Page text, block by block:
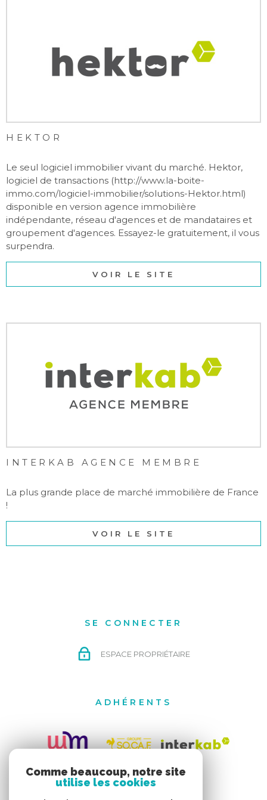
HEKTOR
Le seul logiciel immobilier vivant du marché. Hektor,
logiciel de transactions (http://www.la-boite-
immo.com/logiciel-immobilier/solutions-Hektor.html)
disponible en version agence immobilière
indépendante, réseau d'agences et de mandataires et
groupement d'agences. Essayez-le gratuitement, il vous
surpendra.
VOIR LE SITE
INTERKAB AGENCE MEMBRE
La plus grande place de marché immobilière de France
!
VOIR LE SITE
SE CONNECTER
ESPACE PROPRIÉTAIRE
ADHÉRENTS
Comme beaucoup, notre site
utilise les cookies